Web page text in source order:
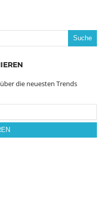
die neuesten Trends